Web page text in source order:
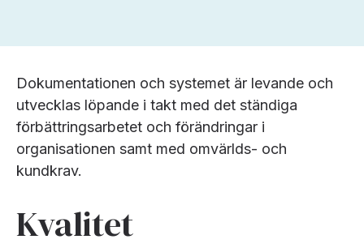
Dokumentationen och systemet är levande och
utvecklas löpande i takt med det ständiga
förbättringsarbetet och förändringar i
organisationen samt med omvärlds- och
kundkrav.
Kvalitet